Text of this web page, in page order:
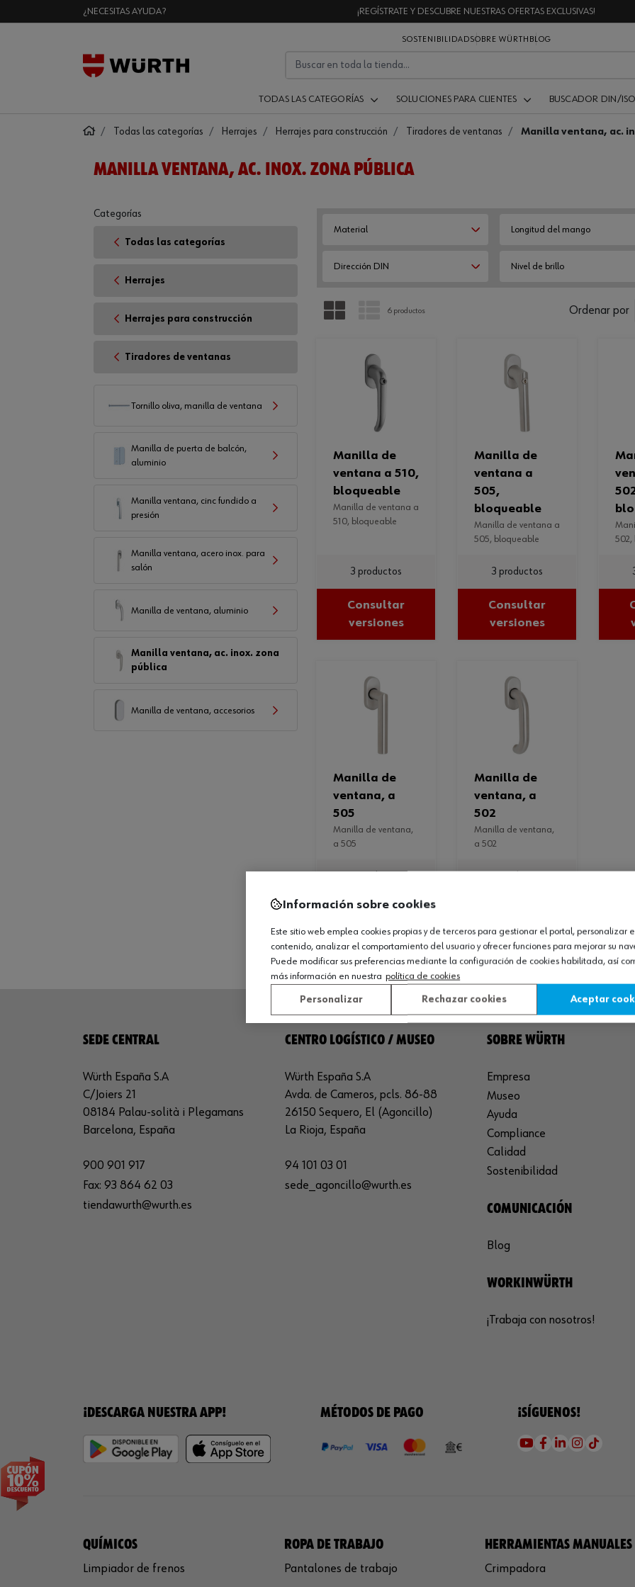
¿NECESITAS AYUDA? ¡REGÍSTRATE Y DESCUBRE NUESTRAS OFERTAS EXCLUSIVAS!
SOSTENIBILIDADSOBRE WÜRTH BLOG
TODAS LAS CATEGORÍAS SOLUCIONES PARA CLIENTES BUSCADOR DIN/ISO
Todas las categorías Herrajes Herrajes para construcción Tiradores de ventanas Manilla ventana, ac.
MANILLA VENTANA, AC. INOX. ZONA PÚBLICA
Material Longitud del mango
Dirección DIN Nivel de brillo
PARRILLA LISTA
6 productos Ordenar por
manilla de
ventana a 510,
bloqueable
manilla de ventana a
510, bloqueable
3 productos
Consultar
versiones
manilla de
ventana a
505,
bloqueable
manilla de ventana a
505, bloqueable
3 productos
Consultar
versiones
manilla de
manilla de ventana a
502,
manilla de
ventana, a
505
manilla de ventana,
a 505
Consultar
versiones
manilla de
ventana, a
502
manilla de ventana,
a 502
versiones
Categorías
Todas las categorías
Herrajes
Herrajes para construcción
Tiradores de ventanas
Tornillo oliva, manilla de ventana
Manilla de puerta de balcón,
aluminio
Manilla ventana, cinc fundido a
presión
Manilla ventana, acero inox. para
salón
Manilla de ventana, aluminio
Manilla ventana, ac. inox. zona
pública
Manilla de ventana, accesorios
SEDE CENTRAL
Würth España S.A
C/Joiers 21
08184 Palau-solità i Plegamans
Barcelona, España
900 901 917
Fax: 93 864 62 03
tiendawurth@wurth.es
CENTRO LOGÍSTICO / MUSEO
Würth España S.A
Avda. de Cameros, pcls. 86-88
26150 Sequero, El (Agoncillo)
La Rioja, España
94 101 03 01
sede_agoncillo@wurth.es
SOBRE WÜRTH
Empresa
Museo
Ayuda
Compliance
Calidad
Sostenibilidad
COMUNICACIÓN
Blog
WORKINWÜRTH
¡Trabaja con nosotros!
¡DESCARGA NUESTRA APP! MÉTODOS DE PAGO ¡SÍGUENOS!
QUÍMICOS
Limpiador de frenos
ROPA DE TRABAJO
Pantalones de trabajo
HERRAMIENTAS MANUALES
Crimpadora
Información sobre cookies
Este sitio web emplea cookies propias y de terceros para gestionar el portal, personalizar
contenido, analizar el comportamiento del usuario y ofrecer funciones para mejorar su
Puede modificar sus preferencias mediante la configuración de cookies habilitada, así
más información en nuestra política de cookies
Personalizar Rechazar cookies Aceptar